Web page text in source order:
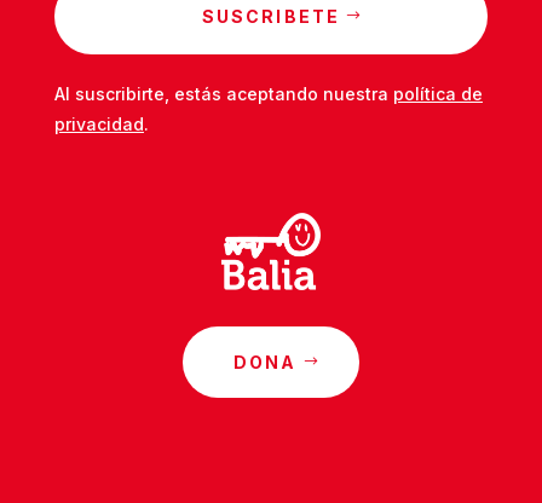
SUSCRIBETE
Al suscribirte, estás aceptando nuestra política de
privacidad.
DONA